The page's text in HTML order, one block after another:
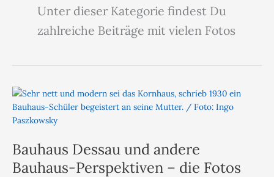
Unter dieser Kategorie findest Du
zahlreiche Beiträge mit vielen Fotos
Bauhaus Dessau und andere
Bauhaus-Perspektiven – die Fotos